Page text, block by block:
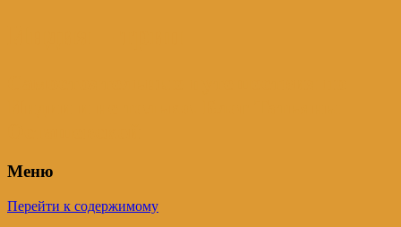
Меню
Перейти к содержимому